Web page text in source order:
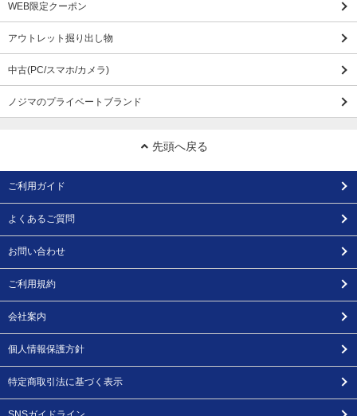
WEB限定クーポン
アウトレット掘り出し物
中古(PC/スマホ/カメラ)
ノジマのプライベートブランド
先頭へ戻る
ご利用ガイド
よくあるご質問
お問い合わせ
ご利用規約
会社案内
個人情報保護方針
特定商取引法に基づく表示